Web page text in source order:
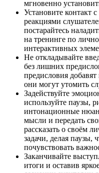
мгновенно
Установите контакт
реакциями
постарайтесь
на тренинге по
интерактивных
Не откладывайте
без лишних
предисловия
они могут утомить
Задействуйте
используйте паузы,
интонационные
мысли и передать
рассказать о своём
задачи, делая паузы,
почувствовать
Заканчивайте
итоги и оставив